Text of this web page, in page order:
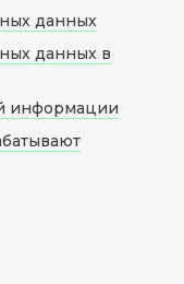
данных
данных в
информации